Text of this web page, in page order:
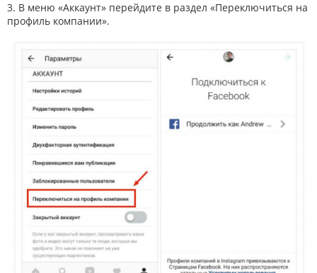
3. В меню «Аккаунт» перейдите в раздел «Переключиться на
профиль компании».